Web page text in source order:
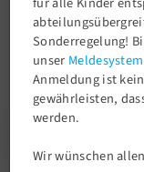
Sonderregelung!
unser Meldesystem
Anmeldung ist
gewährleisten,
werden.
Wir wünschen